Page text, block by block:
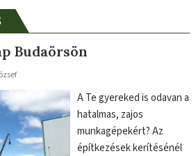
Budaörsön
A Te gyereked is odavan a
hatalmas, zajos
munkagépekért? Az
építkezések kerítésénél